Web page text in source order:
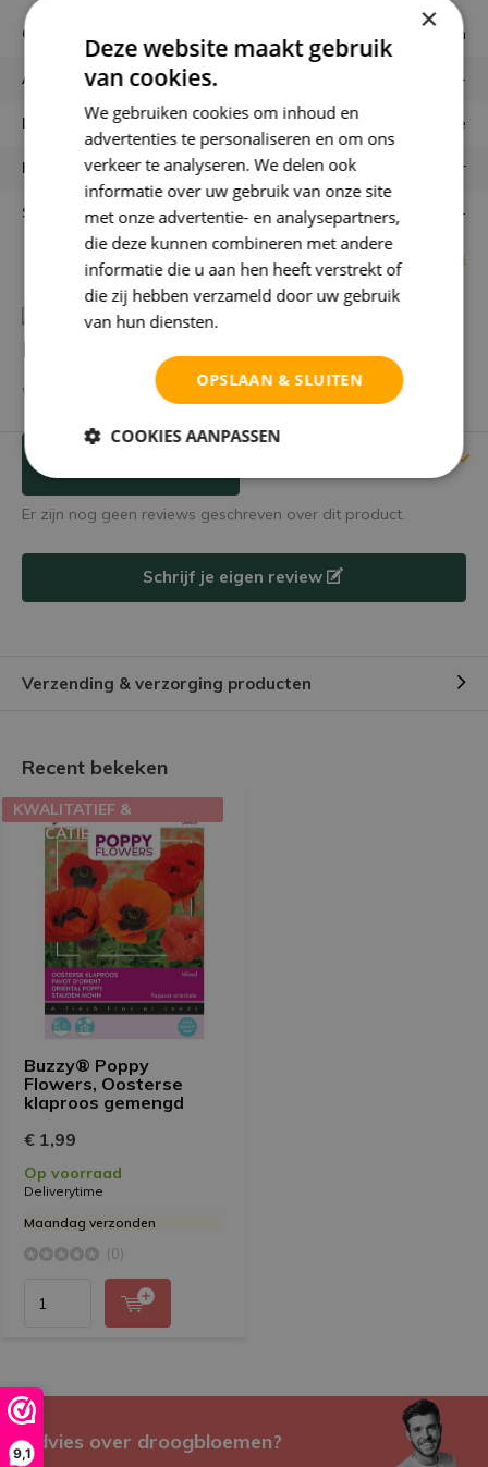
9,1
Gewicht verpakking 1 gram
Aantal zaadjes -
Latijnse naam Papaver orientale
Kleuren rode kleur
Standplaats -
Bekijk alle specificaties
Heb je een vraag over dit product?
We helpen je graag met het vinden van het juiste product.
Er zijn nog geen reviews geschreven over dit product.
Schrijf je eigen review
Verzending & verzorging producten
Recent bekeken
Buzzy® Poppy
Flowers, Oosterse
klaproos gemengd
KWALITATIEF &
EDUCATIEF
€ 1,99
Op voorraad
Deliverytime
Maandag verzonden
(0)
Advies over droogbloemen?
×
Deze website maakt gebruik
van cookies.
We gebruiken cookies om inhoud en
advertenties te personaliseren en om ons
verkeer te analyseren. We delen ook
informatie over uw gebruik van onze site
met onze advertentie- en analysepartners,
die deze kunnen combineren met andere
informatie die u aan hen heeft verstrekt of
die zij hebben verzameld door uw gebruik
van hun diensten.
OPSLAAN & SLUITEN
COOKIES AANPASSEN